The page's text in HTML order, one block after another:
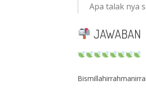
Apa talak nya
JAWABAN